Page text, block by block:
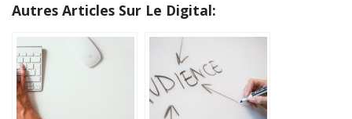
Autres Articles Sur Le Digital: